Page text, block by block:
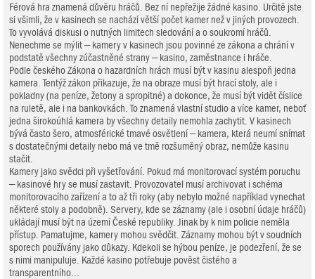
Férová hra znamená důvěru hráčů. Bez ní nepřežije žádné kasino. Určitě jste
si všimli, že v kasinech se nachází větší počet kamer než v jiných provozech.
To vyvolává diskusi o nutných limitech sledování a o soukromí hráčů.
Nenechme se mýlit – kamery v kasinech jsou povinné ze zákona a chrání v
podstatě všechny zúčastněné strany – kasino, zaměstnance i hráče.
Podle českého Zákona o hazardních hrách musí být v kasinu alespoň jedna
kamera. Tentýž zákon přikazuje, že na obraze musí být hrací stoly, ale i
pokladny (na peníze, žetony a spropitné) a dokonce, že musí být vidět číslice
na ruletě, ale i na bankovkách. To znamená vlastní studio a více kamer, neboť
jedna širokoúhlá kamera by všechny detaily nemohla zachytit. V kasinech
bývá často šero, atmosférické tmavé osvětlení – kamera, která neumí snímat
s dostatečnými detaily nebo má ve tmě rozšuměný obraz, nemůže kasinu
stačit.
Kamery jako svědci při vyšetřování. Pokud má monitorovací systém poruchu
– kasinové hry se musí zastavit. Provozovatel musí archivovat i schéma
monitorovacího zařízení a to až tři roky (aby nebylo možné například vynechat
některé stoly a podobně). Servery, kde se záznamy (ale i osobní údaje hráčů)
ukládají musí být na území České republiky. Jinak by k nim policie neměla
přístup. Pamatujme, kamery mohou svědčit. Záznamy mohou být v soudních
sporech používány jako důkazy. Kdekoli se hýbou peníze, je podezření, že se
s nimi manipuluje. Každé kasino potřebuje pověst čistého a
transparentního...